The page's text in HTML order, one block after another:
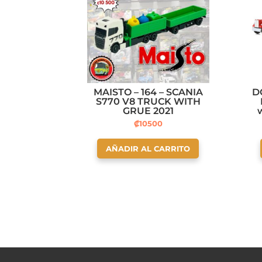
MAISTO – 164 – SCANIA
S770 V8 TRUCK WITH
GRUE 2021
₡10500
AÑADIR AL CARRITO